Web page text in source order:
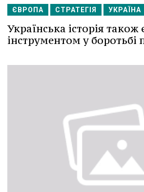
ЄВРОПА СТРАТЕГІЯ УКРАЇНА
Українська історія
інструментом у боротьбі